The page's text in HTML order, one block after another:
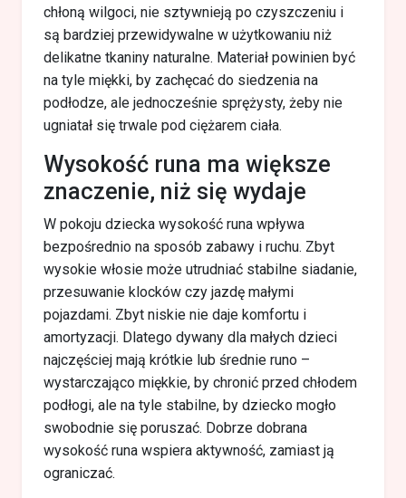
chłoną wilgoci, nie sztywnieją po czyszczeniu i
są bardziej przewidywalne w użytkowaniu niż
delikatne tkaniny naturalne. Materiał powinien być
na tyle miękki, by zachęcać do siedzenia na
podłodze, ale jednocześnie sprężysty, żeby nie
ugniatał się trwale pod ciężarem ciała.
Wysokość runa ma większe
znaczenie, niż się wydaje
W pokoju dziecka wysokość runa wpływa
bezpośrednio na sposób zabawy i ruchu. Zbyt
wysokie włosie może utrudniać stabilne siadanie,
przesuwanie klocków czy jazdę małymi
pojazdami. Zbyt niskie nie daje komfortu i
amortyzacji. Dlatego dywany dla małych dzieci
najczęściej mają krótkie lub średnie runo –
wystarczająco miękkie, by chronić przed chłodem
podłogi, ale na tyle stabilne, by dziecko mogło
swobodnie się poruszać. Dobrze dobrana
wysokość runa wspiera aktywność, zamiast ją
ograniczać.